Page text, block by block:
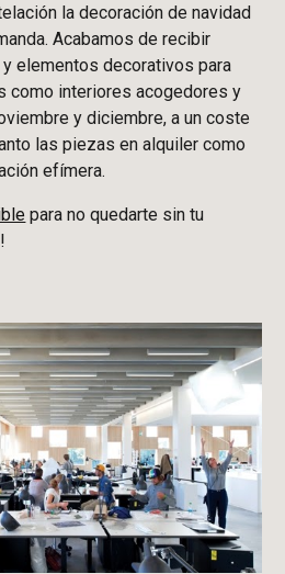
la decoración de navidad
Acabamos de recibir
elementos decorativos para
como interiores acogedores y
y diciembre, a un coste
las piezas en alquiler como
efímera.
parano quedarte sin tu